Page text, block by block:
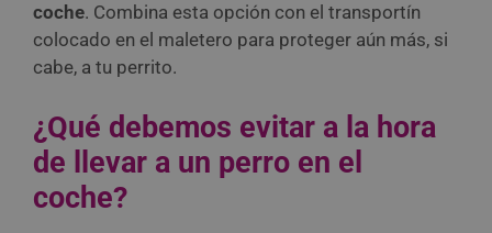
coche. Combina esta opción con el transportín
colocado en el maletero para proteger aún más, si
cabe, a tu perrito.
¿Qué debemos evitar a la hora
de llevar a un perro en el
coche?